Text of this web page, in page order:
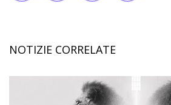
NOTIZIE CORRELATE